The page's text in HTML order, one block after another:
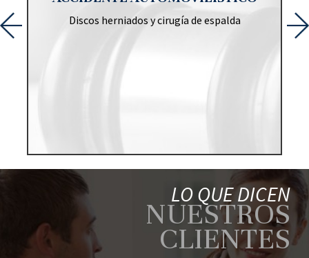
Discos herniados y cirugía de espalda
LO QUE DICEN
NUESTROS
CLIENTES